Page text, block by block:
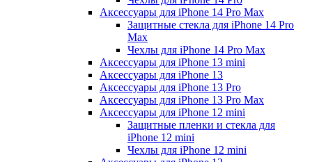
Аксессуары для iPhone 14 Pro Max
Защитные стекла для iPhone 14 Pro
Max
Чехлы для iPhone 14 Pro Max
Аксессуары для iPhone 13 mini
Аксессуары для iPhone 13
Аксессуары для iPhone 13 Pro
Аксессуары для iPhone 13 Pro Max
Аксессуары для iPhone 12 mini
Защитные пленки и стекла для
iPhone 12 mini
Чехлы для iPhone 12 mini